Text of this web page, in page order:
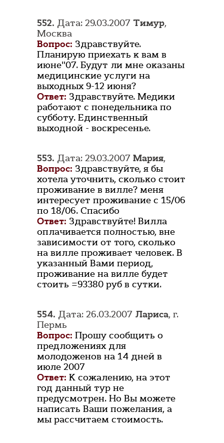
552. Дата: 29.03.2007 Тимур,
Москва
Вопрос: Здравствуйте.
Планирую приехать к вам в
июне"07. Будут ли мне оказаны
медицинские услуги на
выходных 9-12 июня?
Ответ: Здравствуйте. Медики
работают с понедельника по
субботу. Единственный
выходной - воскресенье.
553. Дата: 29.03.2007 Мария,
Вопрос: Здравствуйте, я бы
хотела уточнить, сколько стоит
проживание в вилле? меня
интересует проживание с 15/06
по 18/06. Спасибо
Ответ: Здравствуйте! Вилла
оплачивается полностью, вне
зависимости от того, сколько
на вилле проживает человек. В
указанный Вами период,
проживание на вилле будет
стоить =93380 руб в сутки.
554. Дата: 26.03.2007 Лариса, г.
Пермь
Вопрос: Прошу сообщить о
предложениях для
молодоженов на 14 дней в
июле 2007
Ответ: К сожалению, на этот
год данный тур не
предусмотрен. Но Вы можете
написать Ваши пожелания, а
мы рассчитаем стоимость.